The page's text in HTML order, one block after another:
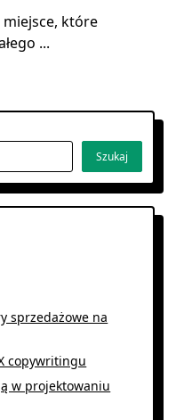
które
...
Szukaj
sprzedażowe na
copywritingu
w projektowaniu